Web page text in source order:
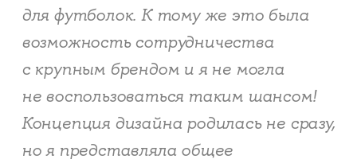
для футболок. К тому же это была
возможность сотрудничества
с крупным брендом и я не могла
не воспользоваться таким шансом!
Концепция дизайна родилась не сразу,
но я представляла общее